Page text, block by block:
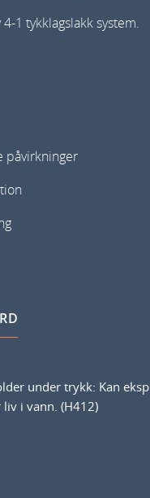
1 tykklagslakk system.
påvirkninger
under trykk: Kan
i vann. (H412)